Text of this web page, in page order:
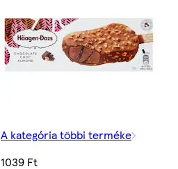
A kategória többi terméke
1039 Ft